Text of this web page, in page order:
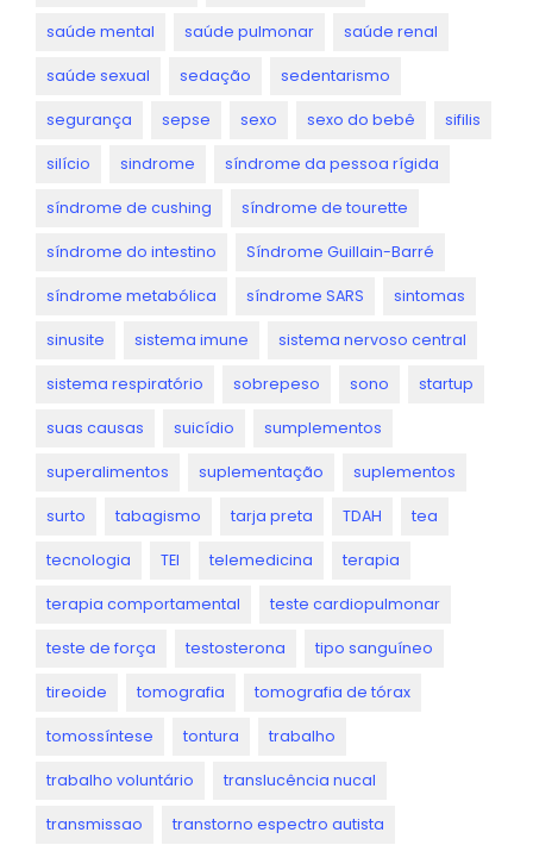
saúde mental saúde pulmonar saúde renal
saúde sexual sedação sedentarismo
segurança sepse sexo sexo do bebê sifilis
silício sindrome síndrome da pessoa rígida
síndrome de cushing síndrome de tourette
síndrome do intestino Síndrome Guillain-Barré
síndrome metabólica síndrome SARS sintomas
sinusite sistema imune sistema nervoso central
sistema respiratório sobrepeso sono startup
suas causas suicídio sumplementos
superalimentos suplementação suplementos
surto tabagismo tarja preta TDAH tea
tecnologia TEI telemedicina terapia
terapia comportamental teste cardiopulmonar
teste de força testosterona tipo sanguíneo
tireoide tomografia tomografia de tórax
tomossíntese tontura trabalho
trabalho voluntário translucência nucal
transmissao transtorno espectro autista